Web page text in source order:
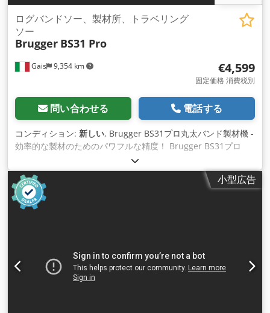
Gais 9,354 km
ログバンドソー、製材所、トラベリング
ソー
Brugger BS31 Pro
€4,599
固定価格 消費税別
問い合わせる 電話する
コンディション: 新しい, Brugger BS31プロ丸太バンド製材機 -
効率的な製材のためのパワフルな精度！ Brugger BS31プロ
は、シンプルなデザインでありながら洗練された製材機で、直
径76cmまでの丸太を簡単に高品質の板や梁に加工します。 こ
の丸太バンド製材機は、ほとんど技術を必要としないため、操
作が簡単で、メンテナンスもほとんど必要ありません。 BS31
プロには、電動高さ調節、デジタル高さ表示、調節可能なブレ
示 - 調整式ブレードガイド 標準バージョンはトラック長さ4m
で、約3mの丸太を処理できます。 必要に応じて、さらに2メー
トル延長することも可能です。 14馬力のパワフルなコーラー社
小型広告